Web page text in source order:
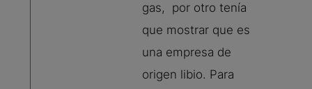
gas, por otro tenía
que mostrar que es
una empresa de
origen libio. Para